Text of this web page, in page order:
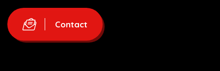
Contact